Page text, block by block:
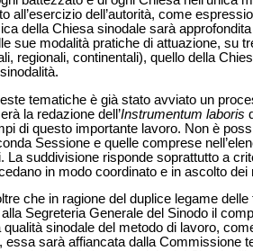
all’esercizio dell’autorità, come
della Chiesa sinodale sarà
sue modalità pratiche di attuazione, su
regionali, continentali), quello della
tematiche è già stato avviato un
la redazione dell’Instrumentum laboris
di questo importante lavoro. Non è
Sessione e quelle comprese
La suddivisione risponde soprattutto a
in modo coordinato e in ascolto
che in ragione del duplice legame
Segreteria Generale del Sinodo il
qualità sinodale del metodo di lavoro,
essa sarà affiancata dalla Commissione